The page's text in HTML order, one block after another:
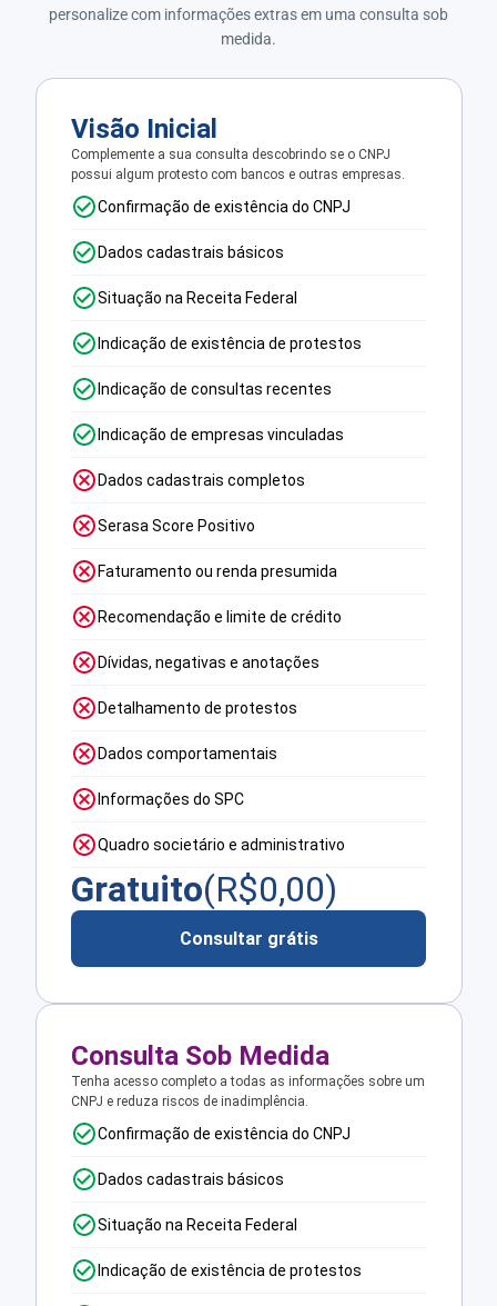
personalize com informações extras em uma consulta sob
medida.
Visão Inicial
Complemente a sua consulta descobrindo se o CNPJ
possui algum protesto com bancos e outras empresas.
Confirmação de existência do CNPJ
Dados cadastrais básicos
Situação na Receita Federal
Indicação de existência de protestos
Indicação de consultas recentes
Indicação de empresas vinculadas
Dados cadastrais completos
Serasa Score Positivo
Faturamento ou renda presumida
Recomendação e limite de crédito
Dívidas, negativas e anotações
Detalhamento de protestos
Dados comportamentais
Informações do SPC
Quadro societário e administrativo
Gratuito(R$0,00)
Consultar grátis
Consulta Sob Medida
Tenha acesso completo a todas as informações sobre um
CNPJ e reduza riscos de inadimplência.
Confirmação de existência do CNPJ
Dados cadastrais básicos
Situação na Receita Federal
Indicação de existência de protestos